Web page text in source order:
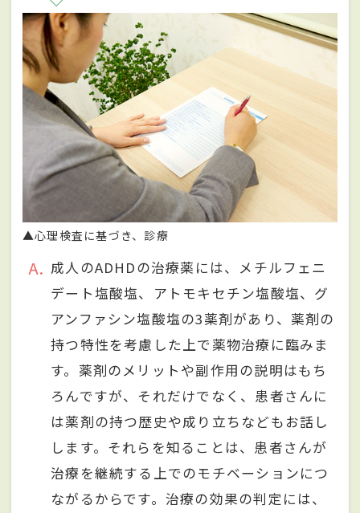
▲心理検査に基づき、診療
A
成人のADHDの治療薬には、メチルフェニ
デート塩酸塩、アトモキセチン塩酸塩、グ
アンファシン塩酸塩の3薬剤があり、薬剤の
持つ特性を考慮した上で薬物治療に臨みま
す。薬剤のメリットや副作用の説明はもち
ろんですが、それだけでなく、患者さんに
は薬剤の持つ歴史や成り立ちなどもお話し
します。それらを知ることは、患者さんが
治療を継続する上でのモチベーションにつ
ながるからです。治療の効果の判定には、